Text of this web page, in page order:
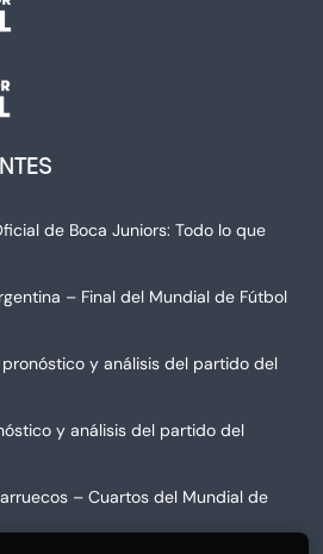
de Boca Juniors: Todo lo que
– Final del Mundial de Fútbol
y análisis del partido del
y análisis del partido del
– Cuartos del Mundial de